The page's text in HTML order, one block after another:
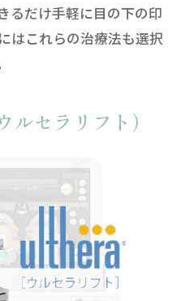
るだけ手軽に目の下の印
はこれらの治療法も選択
ルセラリフト）